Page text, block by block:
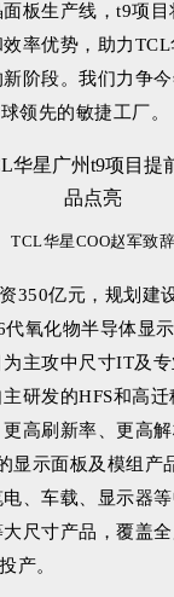
板生产线，t9项
率优势，助力
阶段。 我们力争
领先的敏捷工厂。
TCL华星COO赵军致辞
350亿元，规划建
氧化物半导体显
主攻中尺寸IT及
研发的HFS和高迁
高刷新率、更高
显示面板及模组产
、车载、显示器
尺寸产品，覆盖
产。